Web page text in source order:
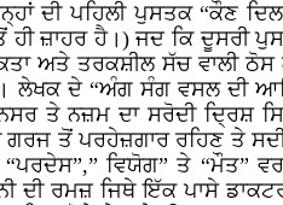
ਦੀ ਪਹਿਲੀ ਪੁਸਤਕ
ਹੀ ਜ਼ਾਹਰ ਹੈ।) ਜਦ ਕਿ
ਅਤੇ ਤਰਕਸ਼ੀਲ ਸੱਚ ਵਾਲੀ
ਲੇਖਕ ਦੇ “ਅੰਗ ਸੰਗ ਵਸਲ ਦੀ
ਤੇ ਨਜ਼ਮ ਦਾ ਸਰੋਦੀ ਦ੍ਰਿਸ਼
ਤੋਂ ਪਰਹੇਜ਼ਗਾਰ ਰਹਿਣ ਤੇ
ਵਿਯੋਗ” ਤੇ “ਮੌਤ”
ਦੀ ਰਮਜ਼ ਜਿਥੇ ਇੱਕ ਪਾਸੇ